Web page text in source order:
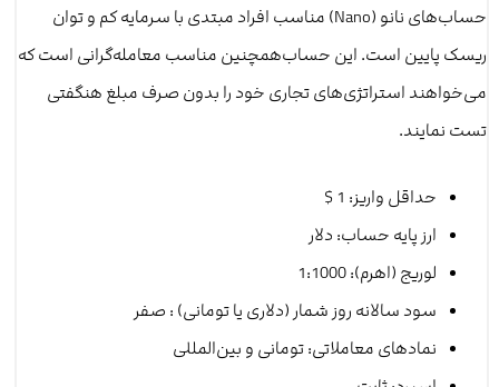
حساب‌های نانو (Nano) مناسب افراد مبتدی با سرمایه کم و توان
ریسک پایین است. این حساب‌همچنین مناسب معامله‌گرانی است که
می‌خواهند استراتژی‌های تجاری خود را بدون صرف مبلغ هنگفتی
تست نمایند.
حداقل واریز: 1 $
ارز پایه حساب: دلار
لوریج (اهرم): 1:1000
سود سالانه روز شمار (دلاری یا تومانی) : صفر
نمادهای معاملاتی: تومانی و بین‌المللی